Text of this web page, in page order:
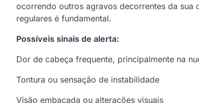
ocorrendo outros agravos decorrentes da
regulares é fundamental.
Possíveis sinais de alerta:
Dor de cabeça frequente, principalmente na
Tontura ou sensação de instabilidade
Visão embaçada ou alterações visuais